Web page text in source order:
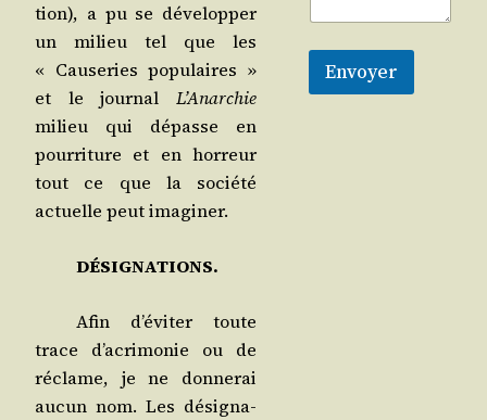
tion), a pu se déve­lop­per
un milieu tel que les
« Cau­se­ries popu­laires »
et le jour­nal L’A­nar­chie
milieu qui dépasse en
pour­ri­ture et en hor­reur
tout ce que la socié­té
actuelle peut imaginer.
DÉSIGNATIONS.
Afin d’é­vi­ter toute
trace d’a­cri­mo­nie ou de
réclame, je ne don­ne­rai
aucun nom. Les dési­gna­
Envoyer